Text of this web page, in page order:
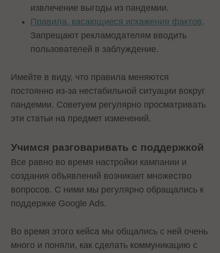
извлечение выгоды из пандемии.
Правила, касающиеся искажения фактов.
Запрещают рекламодателям вводить
пользователей в заблуждение.
Имейте в виду, что правила меняются
постоянно из-за нестабильной ситуации вокруг
пандемии. Советуем регулярно просматривать
эти статьи на предмет изменений.
Учимся разговаривать с поддержкой
Все равно во время настройки кампании и
создания объявлений возникает множество
вопросов. С ними мы регулярно обращались к
поддержке Google Ads.
Во время этого кейса мы общались с ней очень
много и поняли, как сделать коммуникацию с